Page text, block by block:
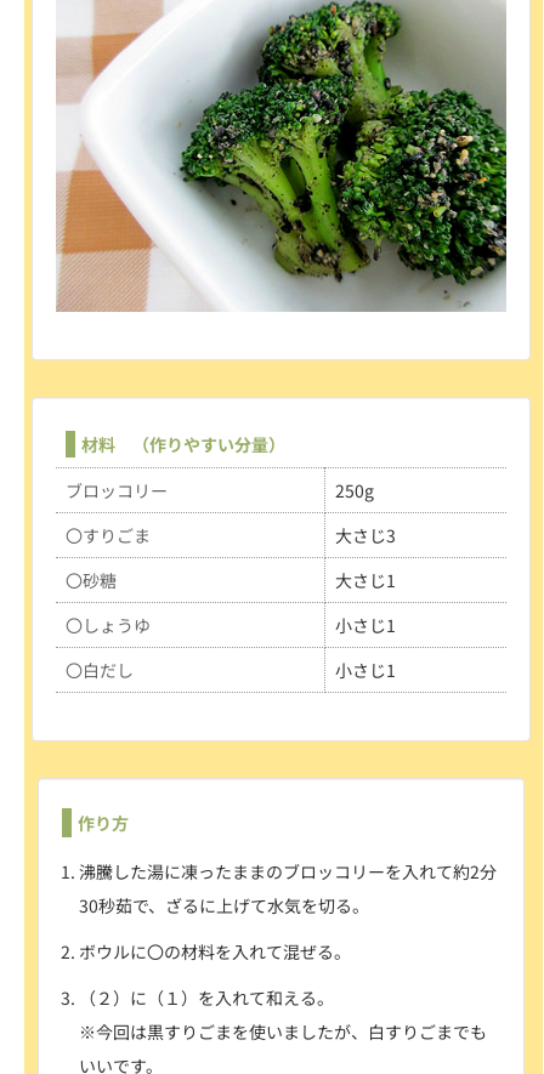
材料 （作りやすい分量）
ブロッコリー
250g
〇すりごま
大さじ3
〇砂糖
大さじ1
〇しょうゆ
小さじ1
〇白だし
小さじ1
作り方
沸騰した湯に凍ったままのブロッコリーを入れて約2分
30秒茹で、ざるに上げて水気を切る。
ボウルに〇の材料を入れて混ぜる。
（２）に（１）を入れて和える。
※今回は黒すりごまを使いましたが、白すりごまでも
いいです。